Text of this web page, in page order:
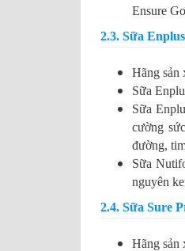
Ensure
2.3. Sữa
Hãng sản
Sữa
Sữa
cường
đường,
Sữa
nguyên
2.4. Sữa Sure
Hãng sản